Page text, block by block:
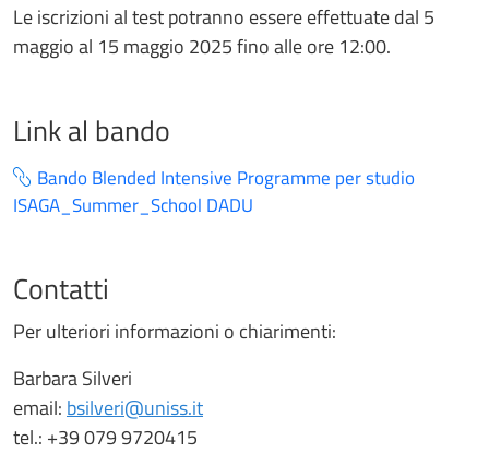
Le iscrizioni al test potranno essere effettuate dal 5
maggio al 15 maggio 2025 fino alle ore 12:00.
Link al bando
Bando Blended Intensive Programme per studio
ISAGA_Summer_School DADU
Contatti
Per ulteriori informazioni o chiarimenti:
Barbara Silveri
email: bsilveri@uniss.it
tel.: +39 079 9720415